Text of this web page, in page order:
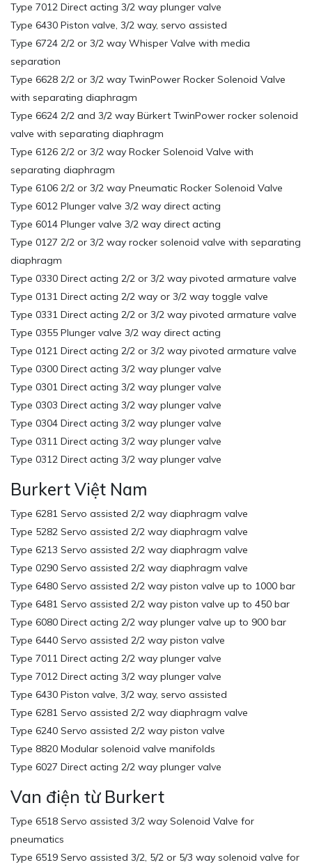
Type 7012 Direct acting 3/2 way plunger valve
Type 6430 Piston valve, 3/2 way, servo assisted
Type 6724 2/2 or 3/2 way Whisper Valve with media
separation
Type 6628 2/2 or 3/2 way TwinPower Rocker Solenoid Valve
with separating diaphragm
Type 6624 2/2 and 3/2 way Bürkert TwinPower rocker solenoid
valve with separating diaphragm
Type 6126 2/2 or 3/2 way Rocker Solenoid Valve with
separating diaphragm
Type 6106 2/2 or 3/2 way Pneumatic Rocker Solenoid Valve
Type 6012 Plunger valve 3/2 way direct acting
Type 6014 Plunger valve 3/2 way direct acting
Type 0127 2/2 or 3/2 way rocker solenoid valve with separating
diaphragm
Type 0330 Direct acting 2/2 or 3/2 way pivoted armature valve
Type 0131 Direct acting 2/2 way or 3/2 way toggle valve
Type 0331 Direct acting 2/2 or 3/2 way pivoted armature valve
Type 0355 Plunger valve 3/2 way direct acting
Type 0121 Direct acting 2/2 or 3/2 way pivoted armature valve
Type 0300 Direct acting 3/2 way plunger valve
Type 0301 Direct acting 3/2 way plunger valve
Type 0303 Direct acting 3/2 way plunger valve
Type 0304 Direct acting 3/2 way plunger valve
Type 0311 Direct acting 3/2 way plunger valve
Type 0312 Direct acting 3/2 way plunger valve
Burkert Việt Nam
Type 6281 Servo assisted 2/2 way diaphragm valve
Type 5282 Servo assisted 2/2 way diaphragm valve
Type 6213 Servo assisted 2/2 way diaphragm valve
Type 0290 Servo assisted 2/2 way diaphragm valve
Type 6480 Servo assisted 2/2 way piston valve up to 1000 bar
Type 6481 Servo assisted 2/2 way piston valve up to 450 bar
Type 6080 Direct acting 2/2 way plunger valve up to 900 bar
Type 6440 Servo assisted 2/2 way piston valve
Type 7011 Direct acting 2/2 way plunger valve
Type 7012 Direct acting 3/2 way plunger valve
Type 6430 Piston valve, 3/2 way, servo assisted
Type 6281 Servo assisted 2/2 way diaphragm valve
Type 6240 Servo assisted 2/2 way piston valve
Type 8820 Modular solenoid valve manifolds
Type 6027 Direct acting 2/2 way plunger valve
Van điện từ Burkert
Type 6518 Servo assisted 3/2 way Solenoid Valve for
pneumatics
Type 6519 Servo assisted 3/2, 5/2 or 5/3 way solenoid valve for